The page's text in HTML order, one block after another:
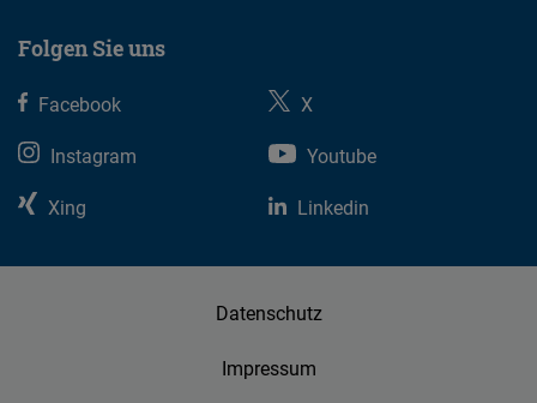
Folgen Sie uns
Facebook
X
Instagram
Youtube
Xing
Linkedin
Datenschutz
Impressum